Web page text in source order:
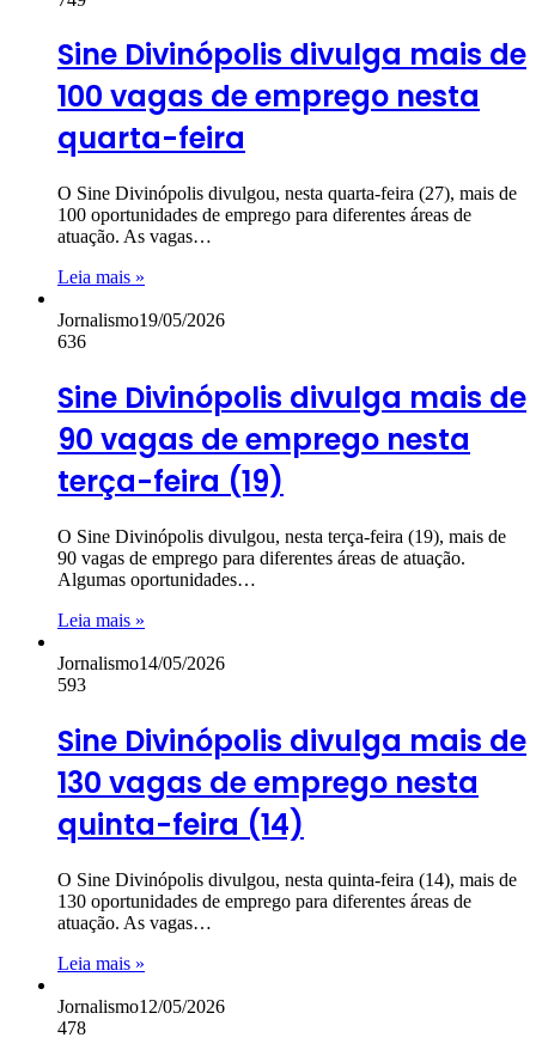
Sine Divinópolis divulga mais de
100 vagas de emprego nesta
quarta-feira
O Sine Divinópolis divulgou, nesta quarta-feira (27), mais de
100 oportunidades de emprego para diferentes áreas de
atuação. As vagas…
Leia mais »
Jornalismo19/05/2026
636
Sine Divinópolis divulga mais de
90 vagas de emprego nesta
terça-feira (19)
O Sine Divinópolis divulgou, nesta terça-feira (19), mais de
90 vagas de emprego para diferentes áreas de atuação.
Algumas oportunidades…
Leia mais »
Jornalismo14/05/2026
593
Sine Divinópolis divulga mais de
130 vagas de emprego nesta
quinta-feira (14)
O Sine Divinópolis divulgou, nesta quinta-feira (14), mais de
130 oportunidades de emprego para diferentes áreas de
atuação. As vagas…
Leia mais »
Jornalismo12/05/2026
478